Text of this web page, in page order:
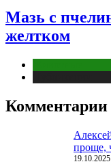
Мазь с
желтком
Комментарии
проще,
19.10.2025